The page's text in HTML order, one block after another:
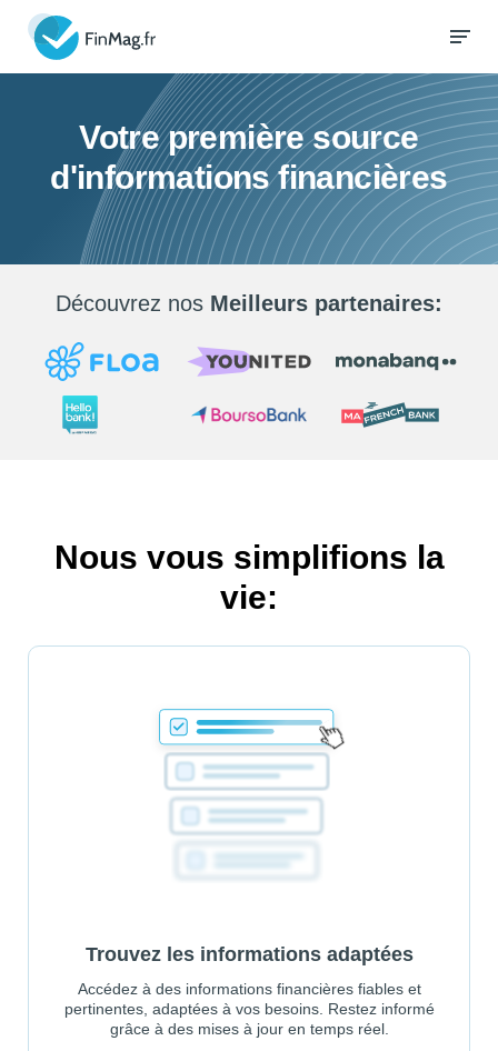
Votre première source
d'informations financières
Découvrez nos Meilleurs partenaires:
Nous vous simplifions la
vie:
Trouvez les informations adaptées
Accédez à des informations financières fiables et
pertinentes, adaptées à vos besoins. Restez informé
grâce à des mises à jour en temps réel.